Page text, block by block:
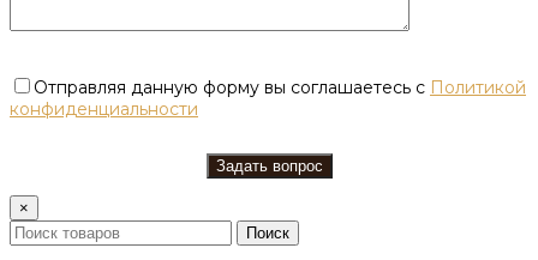
Отправляя данную форму вы соглашаетесь с Политикой
конфиденциальности
×
Поиск